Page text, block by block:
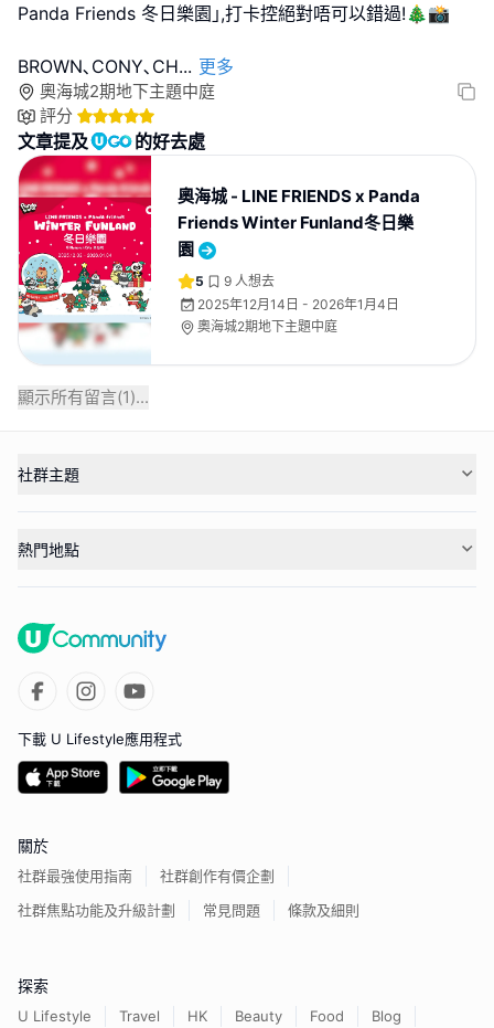
Panda Friends 冬日樂園｣,打卡控絕對唔可以錯過!🎄📸
BROWN､CONY､CH... 更多
奧海城2期地下主題中庭
評分
文章提及 的好去處
奧海城 - LINE FRIENDS x Panda
Friends Winter Funland冬日樂
園
5 9 人想去
2025年12月14日 - 2026年1月4日
奧海城2期地下主題中庭
顯示所有留言(1)...
社群主題
熱門地點
下載 U Lifestyle應用程式
關於
社群最強使用指南
社群創作有價企劃
社群焦點功能及升級計劃
常見問題 條款及細則
探索
U Lifestyle Travel HK Beauty Food Blog